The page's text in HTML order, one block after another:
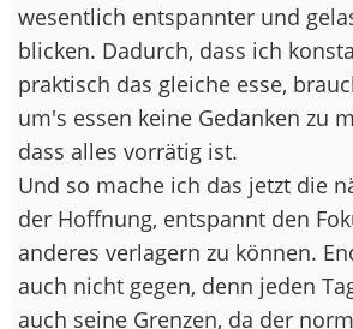
wesentlich entspannter und
blicken. Dadurch, dass ich
praktisch das gleiche esse,
um's essen keine Gedanken zu
dass alles vorrätig ist.
Und so mache ich das jetzt die
der Hoffnung, entspannt den
anderes verlagern zu können.
auch nicht gegen, denn jeden
auch seine Grenzen, da der